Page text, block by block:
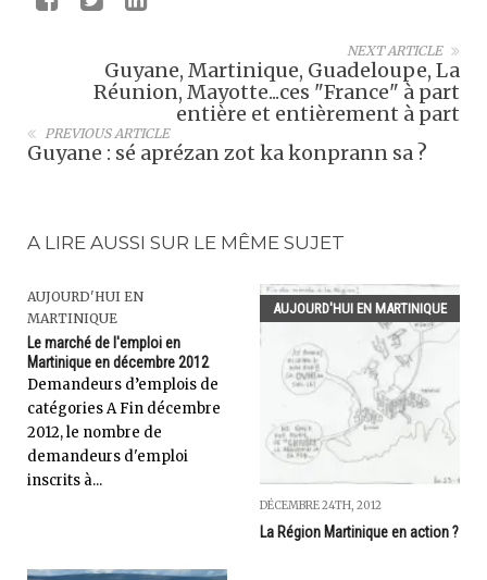
NEXT ARTICLE
Guyane, Martinique, Guadeloupe, La
Réunion, Mayotte...ces "France" à part
entière et entièrement à part
PREVIOUS ARTICLE
Guyane : sé aprézan zot ka konprann sa ?
A LIRE AUSSI SUR LE MÊME SUJET
AUJOURD'HUI EN
MARTINIQUE
Le marché de l'emploi en
Martinique en décembre 2012
Demandeurs d’emplois de
catégories A Fin décembre
2012, le nombre de
demandeurs d'emploi
inscrits à...
AUJOURD'HUI EN MARTINIQUE
DÉCEMBRE 24TH, 2012
La Région Martinique en action ?